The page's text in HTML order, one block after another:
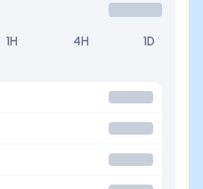
1H 4H 1D